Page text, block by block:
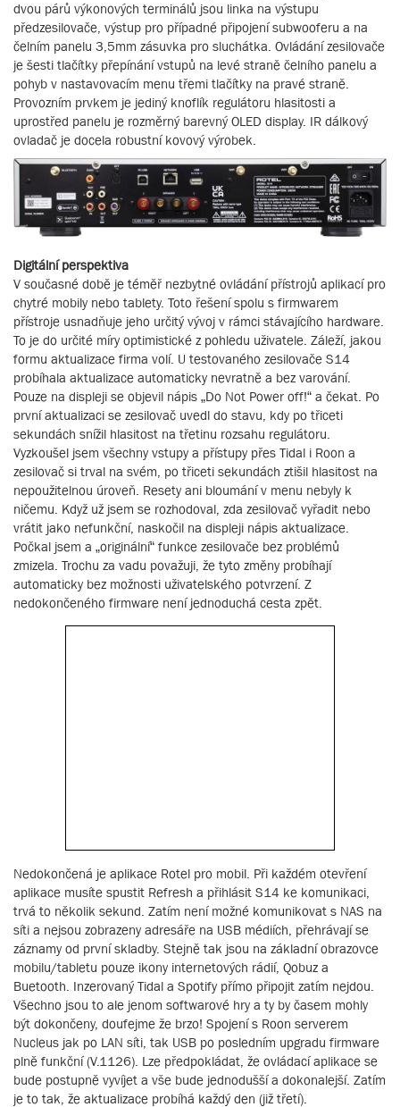
dvou párů výkonových terminálů jsou linka na výstupu
předzesilovače, výstup pro případné připojení subwooferu a na
čelním panelu 3,5mm zásuvka pro sluchátka. Ovládání zesilovače
je šesti tlačítky přepínání vstupů na levé straně čelního panelu a
pohyb v nastavovacím menu třemi tlačítky na pravé straně.
Provozním prvkem je jediný knoflík regulátoru hlasitosti a
uprostřed panelu je rozměrný barevný OLED display. IR dálkový
ovladač je docela robustní kovový výrobek.
Digitální perspektiva
V současné době je téměř nezbytné ovládání přístrojů aplikací pro
chytré mobily nebo tablety. Toto řešení spolu s firmwarem
přístroje usnadňuje jeho určitý vývoj v rámci stávajícího hardware.
To je do určité míry optimistické z pohledu uživatele. Záleží, jakou
formu aktualizace firma volí. U testovaného zesilovače S14
probíhala aktualizace automaticky nevratně a bez varování.
Pouze na displeji se objevil nápis „Do Not Power off!“ a čekat. Po
první aktualizaci se zesilovač uvedl do stavu, kdy po třiceti
sekundách snížil hlasitost na třetinu rozsahu regulátoru.
Vyzkoušel jsem všechny vstupy a přístupy přes Tidal i Roon a
zesilovač si trval na svém, po třiceti sekundách ztišil hlasitost na
nepoužitelnou úroveň. Resety ani bloumání v menu nebyly k
ničemu. Když už jsem se rozhodoval, zda zesilovač vyřadit nebo
vrátit jako nefunkční, naskočil na displeji nápis aktualizace.
Počkal jsem a „originální“ funkce zesilovače bez problémů
zmizela. Trochu za vadu považuji, že tyto změny probíhají
automaticky bez možnosti uživatelského potvrzení. Z
nedokončeného firmware není jednoduchá cesta zpět.
Nedokončená je aplikace Rotel pro mobil. Při každém otevření
aplikace musíte spustit Refresh a přihlásit S14 ke komunikaci,
trvá to několik sekund. Zatím není možné komunikovat s NAS na
síti a nejsou zobrazeny adresáře na USB médiích, přehrávají se
záznamy od první skladby. Stejně tak jsou na základní obrazovce
mobilu/tabletu pouze ikony internetových rádií, Qobuz a
Buetooth. Inzerovaný Tidal a Spotify přímo připojit zatím nejdou.
Všechno jsou to ale jenom softwarové hry a ty by časem mohly
být dokončeny, doufejme že brzo! Spojení s Roon serverem
Nucleus jak po LAN síti, tak USB po posledním upgradu firmware
plně funkční (V.1126). Lze předpokládat, že ovládací aplikace se
bude postupně vyvíjet a vše bude jednodušší a dokonalejší. Zatím
je to tak, že aktualizace probíhá každý den (již třetí).